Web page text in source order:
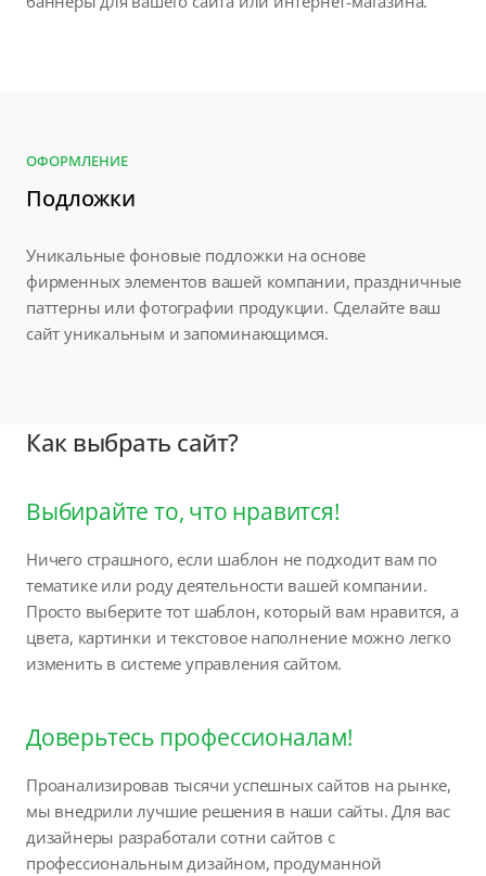
ОФОРМЛЕНИЕ
Подложки
Уникальные фоновые подложки на основе
фирменных элементов вашей компании, праздничные
паттерны или фотографии продукции. Сделайте ваш
сайт уникальным и запоминающимся.
Как выбрать сайт?
Выбирайте то, что нравится!
Ничего страшного, если шаблон не подходит вам по
тематике или роду деятельности вашей компании.
Просто выберите тот шаблон, который вам нравится, а
цвета, картинки и текстовое наполнение можно легко
изменить в системе управления сайтом.
Доверьтесь профессионалам!
Проанализировав тысячи успешных сайтов на рынке,
мы внедрили лучшие решения в наши сайты. Для вас
дизайнеры разработали сотни сайтов с
профессиональным дизайном, продуманной